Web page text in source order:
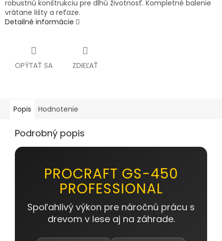
robustnú konštrukciu pre dlhú životnosť. Kompletné balenie
vrátane lišty a reťaze.
Detailné informácie
OPÝTAŤ SA ZDIEĽAŤ
Popis Hodnotenie
Podrobný popis
PROCRAFT GS-450
PROFESSIONAL
Spoľahlivý výkon pre náročnú prácu s
drevom v lese aj na záhrade.